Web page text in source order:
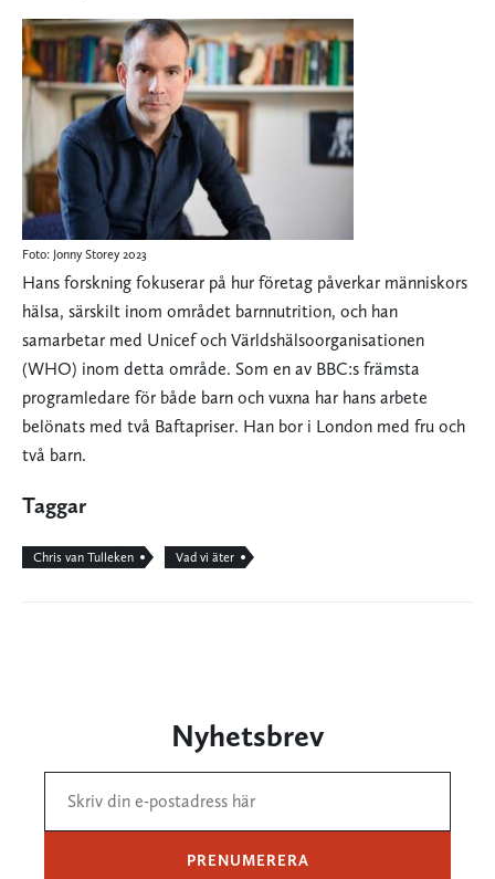
Foto: Jonny Storey 2023
Hans forskning fokuserar på hur företag påverkar människors
hälsa, särskilt inom området barnnutrition, och han
samarbetar med Unicef och Världshälsoorganisationen
(WHO) inom detta område. Som en av BBC:s främsta
programledare för både barn och vuxna har hans arbete
belönats med två Baftapriser. Han bor i London med fru och
två barn.
Taggar
Chris van Tulleken Vad vi äter
Nyhetsbrev
PRENUMERERA